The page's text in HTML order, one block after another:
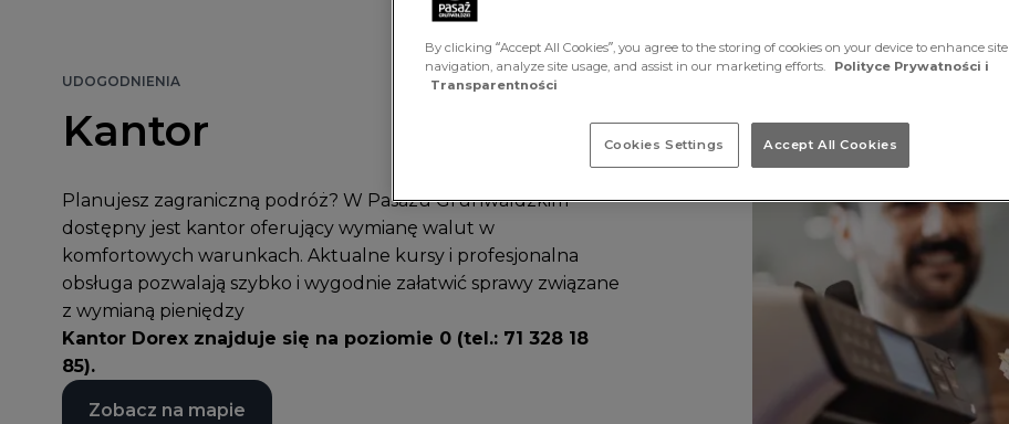
UDO­GOD­NIE­NIA
Kan­tor
Planujesz zagraniczną podróż? W Pasażu Grunwaldzkim
dostępny jest kantor oferujący wymianę walut w
komfortowych warunkach. Aktualne kursy i profesjonalna
obsługa pozwalają szybko i wygodnie załatwić sprawy związane
z wymianą pieniędzy
Kantor Dorex znajduje się na poziomie 0 (tel.: 71 328 18
85).
Zobacz na mapie
By clicking “Accept All Cookies”, you agree to the storing of cookies on your device to enhance site
navigation, analyze site usage, and assist in our marketing efforts.
Polityce Prywatności i
Transparentności
Cookies Settings Accept All Cookies